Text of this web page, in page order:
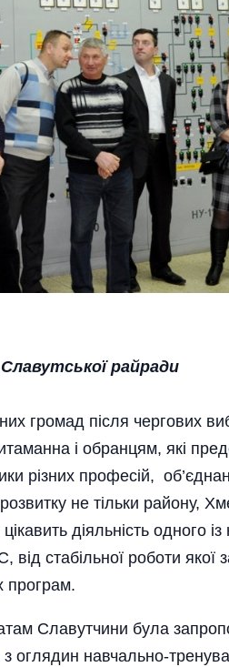
райради
громад після чергових
і обранцям, які
різних професій,
не тільки району,
діяльність одного
стабільної роботи якої
програм.
Славутчини була
навчально-